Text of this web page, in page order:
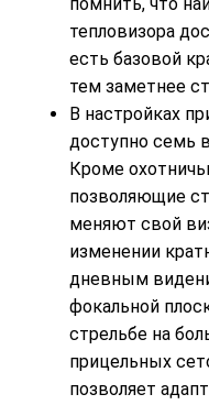
помнить, что
тепловизора
есть базовой
тем заметнее
В настройках
доступно семь
Кроме
позволяющие
меняют свой
изменении
дневным
фокальной
стрельбе на
прицельных
позволяет